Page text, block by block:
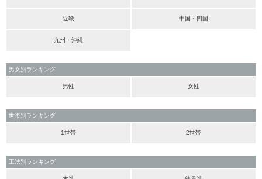
近畿 中国・四国
九州・沖縄
男女別ランキング
男性 女性
世帯別ランキング
1世帯 2世帯
工法別ランキング